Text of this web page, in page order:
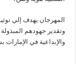
المهرجان يهدف إلي
وتقدير جهودهم
والإبداعية في